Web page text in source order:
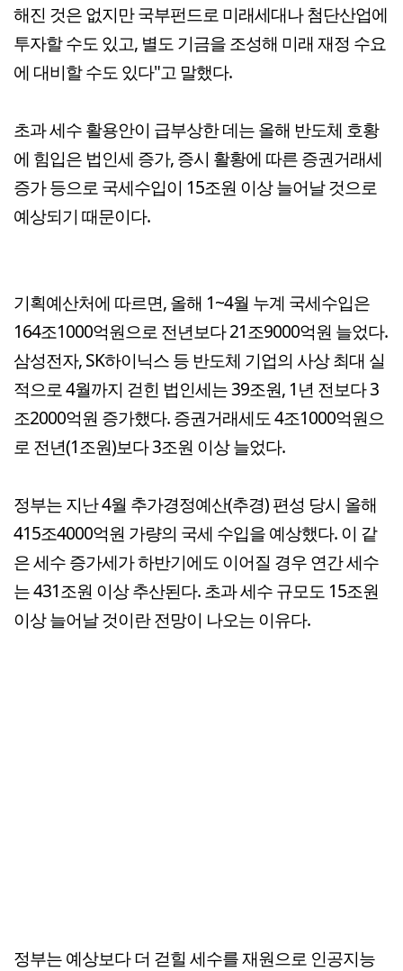
해진 것은 없지만 국부펀드로 미래세대나 첨단산업에
투자할 수도 있고, 별도 기금을 조성해 미래 재정 수요
에 대비할 수도 있다"고 말했다.
초과 세수 활용안이 급부상한 데는 올해 반도체 호황
에 힘입은 법인세 증가, 증시 활황에 따른 증권거래세
증가 등으로 국세수입이 15조원 이상 늘어날 것으로
예상되기 때문이다.
기획예산처에 따르면, 올해 1~4월 누계 국세수입은
164조1000억원으로 전년보다 21조9000억원 늘었다.
삼성전자, SK하이닉스 등 반도체 기업의 사상 최대 실
적으로 4월까지 걷힌 법인세는 39조원, 1년 전보다 3
조2000억원 증가했다. 증권거래세도 4조1000억원으
로 전년(1조원)보다 3조원 이상 늘었다.
정부는 지난 4월 추가경정예산(추경) 편성 당시 올해
415조4000억원 가량의 국세 수입을 예상했다. 이 같
은 세수 증가세가 하반기에도 이어질 경우 연간 세수
는 431조원 이상 추산된다. 초과 세수 규모도 15조원
이상 늘어날 것이란 전망이 나오는 이유다.
정부는 예상보다 더 걷힐 세수를 재원으로 인공지능